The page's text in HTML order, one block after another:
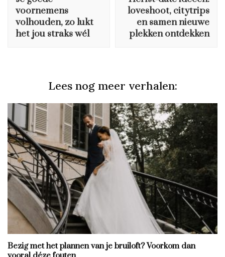
voornemens
volhouden, zo lukt
het jou straks wél
loveshoot, citytrips
en samen nieuwe
plekken ontdekken
Lees nog meer verhalen:
Bezig met het plannen van je bruiloft? Voorkom dan